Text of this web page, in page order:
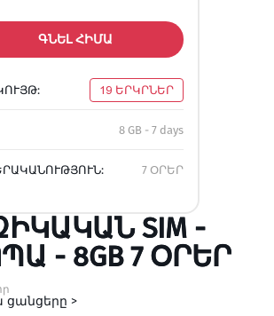
ԳՆԵԼ ՀԻՄԱ
19 ԵՐԿՐՆԵՐ
8 GB - 7 days
7 ՕՐԵՐ
SIM -
- 8GB 7 ՕՐԵՐ
ցանցերը >